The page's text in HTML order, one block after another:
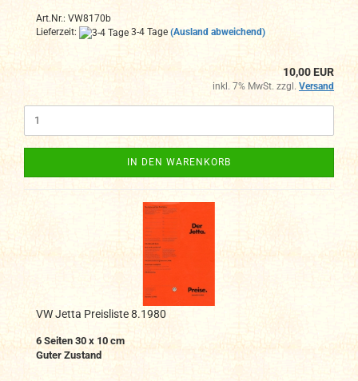
Art.Nr.: VW8170b
Lieferzeit:
3-4 Tage (Ausland abweichend)
10,00 EUR
inkl. 7% MwSt. zzgl. Versand
IN DEN WARENKORB
VW Jetta Preisliste 8.1980
6 Seiten 30 x 10 cm
Guter Zustand